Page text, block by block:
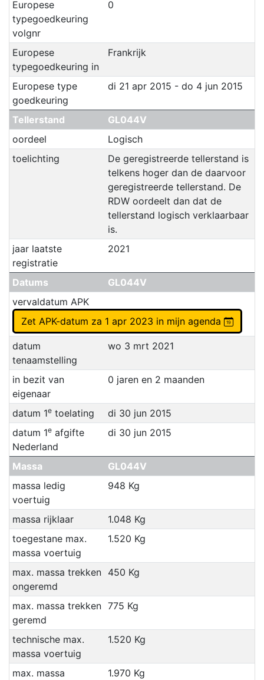
Europese
typegoedkeuring
volgnr
0
Europese
typegoedkeuring in
Frankrijk
Europese type
goedkeuring
di 21 apr 2015 - do 4 jun 2015
Tellerstand
GL044V
oordeel
Logisch
toelichting
De geregistreerde tellerstand is
telkens hoger dan de daarvoor
geregistreerde tellerstand. De
RDW oordeelt dan dat de
tellerstand logisch verklaarbaar
is.
jaar laatste
registratie
2021
Datums
GL044V
vervaldatum APK
Zet APK-datum za 1 apr 2023 in mijn agenda
datum
tenaamstelling
wo 3 mrt 2021
in bezit van
eigenaar
0 jaren en 2 maanden
datum 1etoelating
di 30 jun 2015
datum 1eafgifte
Nederland
di 30 jun 2015
Massa
GL044V
massa ledig
voertuig
948 Kg
massa rijklaar
1.048 Kg
toegestane max.
massa voertuig
1.520 Kg
max. massa trekken
ongeremd
450 Kg
max. massa trekken
geremd
775 Kg
technische max.
massa voertuig
1.520 Kg
max. massa
1.970 Kg